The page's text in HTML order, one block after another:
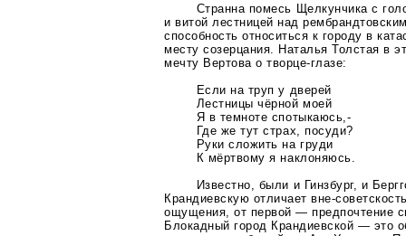
Странна помесь Щелкунчика с
и витой лестницей над
способность относиться к городу в
месту созерцания. Наталья Толстая в
мечту Вертова отворце-глазе:
Если на труп у дверей
Лестницы чёрной моей
Я в темноте спотыкаюсь,-
Где же тут страх, посуди?
Руки сложить на груди
К мёртвому я наклоняюсь.
Известно, были и Гинзбург, и
Крандиевскую отличаетвне-
ощущения, от первой — предпочтение
Блокадный город Крандиевской — это